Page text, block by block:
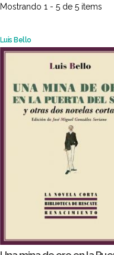
Mostrando 1 - 5 de 5 items
Luis Bello